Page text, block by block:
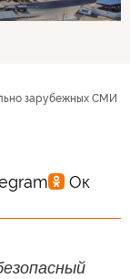
зарубежных СМИ